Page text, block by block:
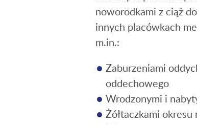
noworodkami z ciąż
innych placówkach
m.in.:
Zaburzeniami
oddechowego
Wrodzonymi i
Żółtaczkami